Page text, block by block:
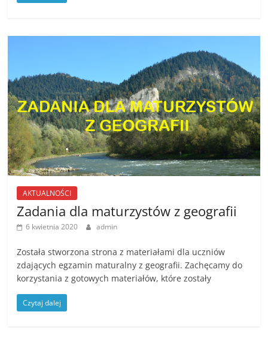
AKTUALNOŚCI
Zadania dla maturzystów z geografii
6 kwietnia 2020 admin
Została stworzona strona z materiałami dla uczniów
zdających egzamin maturalny z geografii. Zachęcamy do
korzystania z gotowych materiałów, które zostały
Czytaj dalej